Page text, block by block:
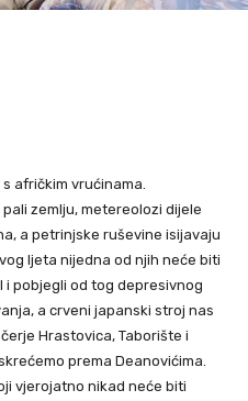
afričkim vrućinama.
zemlju, metereolozi dijele
a petrinjske ruševine isijavaju
ljeta nijedna od njih neće biti
i pobjegli od tog depresivnog
a crveni japanski stroj nas
Hrastovica, Taborište i
prema Deanovićima.
vjerojatno nikad neće biti